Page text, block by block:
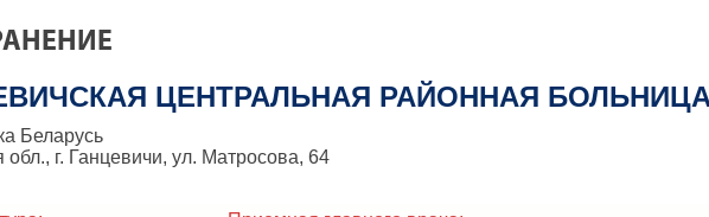
ЦЕНТРАЛЬНАЯ РАЙОННАЯ
Беларусь
обл., г. Ганцевичи, ул. Матросова, 64